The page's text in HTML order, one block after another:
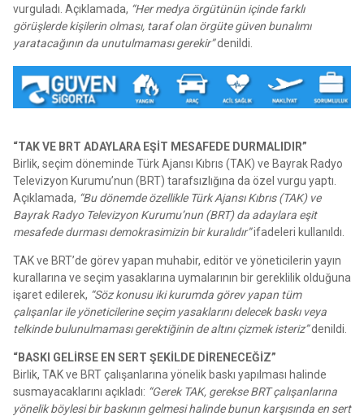
vurguladı. Açıklamada, “Her medya örgütünün içinde farklı
görüşlerde kişilerin olması, taraf olan örgüte güven bunalımı
yaratacağının da unutulmaması gerekir”denildi.
“TAK VE BRT ADAYLARA EŞİT MESAFEDE DURMALIDIR”
Birlik, seçim döneminde Türk Ajansı Kıbrıs (TAK) ve Bayrak Radyo
Televizyon Kurumu’nun (BRT) tarafsızlığına da özel vurgu yaptı.
Açıklamada, “Bu dönemde özellikle Türk Ajansı Kıbrıs (TAK) ve
Bayrak Radyo Televizyon Kurumu’nun (BRT) da adaylara eşit
mesafede durması demokrasimizin bir kuralıdır”ifadeleri kullanıldı.
TAK ve BRT’de görev yapan muhabir, editör ve yöneticilerin yayın
kurallarına ve seçim yasaklarına uymalarının bir gereklilik olduğuna
işaret edilerek, “Söz konusu iki kurumda görev yapan tüm
çalışanlar ile yöneticilerine seçim yasaklarını delecek baskı veya
telkinde bulunulmaması gerektiğinin de altını çizmek isteriz”denildi.
“BASKI GELİRSE EN SERT ŞEKİLDE DİRENECEĞİZ”
Birlik, TAK ve BRT çalışanlarına yönelik baskı yapılması halinde
susmayacaklarını açıkladı: “Gerek TAK, gerekse BRT çalışanlarına
yönelik böylesi bir baskının gelmesi halinde bunun karşısında en sert